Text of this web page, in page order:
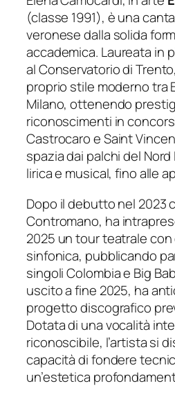
(classe 1991), è una
veronese dalla solida
accademica. Laureata in
al Conservatorio di
proprio stile moderno tra
Milano, ottenendo
riconoscimenti in
Castrocaro e Saint
spazia dai palchi del
lirica e musical, fino alle
Dopo il debutto nel 2023
Contromano, ha
2025 un tour teatrale
sinfonica, pubblicando
singoliColombiae Big
uscito a fine 2025, ha
progetto discografico
Dotata di una vocalità
riconoscibile, l’artista si
capacità di fondere
un’estetica